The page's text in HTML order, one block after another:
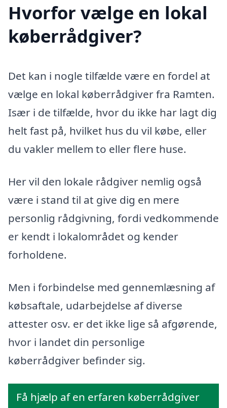
Hvorfor vælge en lokal
køberrådgiver?
Det kan i nogle tilfælde være en fordel at
vælge en lokal køberrådgiver fra Ramten.
Især i de tilfælde, hvor du ikke har lagt dig
helt fast på, hvilket hus du vil købe, eller
du vakler mellem to eller flere huse.
Her vil den lokale rådgiver nemlig også
være i stand til at give dig en mere
personlig rådgivning, fordi vedkommende
er kendt i lokalområdet og kender
forholdene.
Men i forbindelse med gennemlæsning af
købsaftale, udarbejdelse af diverse
attester osv. er det ikke lige så afgørende,
hvor i landet din personlige
køberrådgiver befinder sig.
Få hjælp af en erfaren køberrådgiver